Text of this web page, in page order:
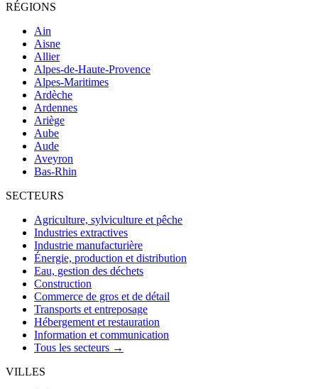
RÉGIONS
Ain
Aisne
Allier
Alpes-de-Haute-Provence
Alpes-Maritimes
Ardèche
Ardennes
Ariège
Aube
Aude
Aveyron
Bas-Rhin
SECTEURS
Agriculture, sylviculture et pêche
Industries extractives
Industrie manufacturière
Énergie, production et distribution
Eau, gestion des déchets
Construction
Commerce de gros et de détail
Transports et entreposage
Hébergement et restauration
Information et communication
Tous les secteurs →
VILLES